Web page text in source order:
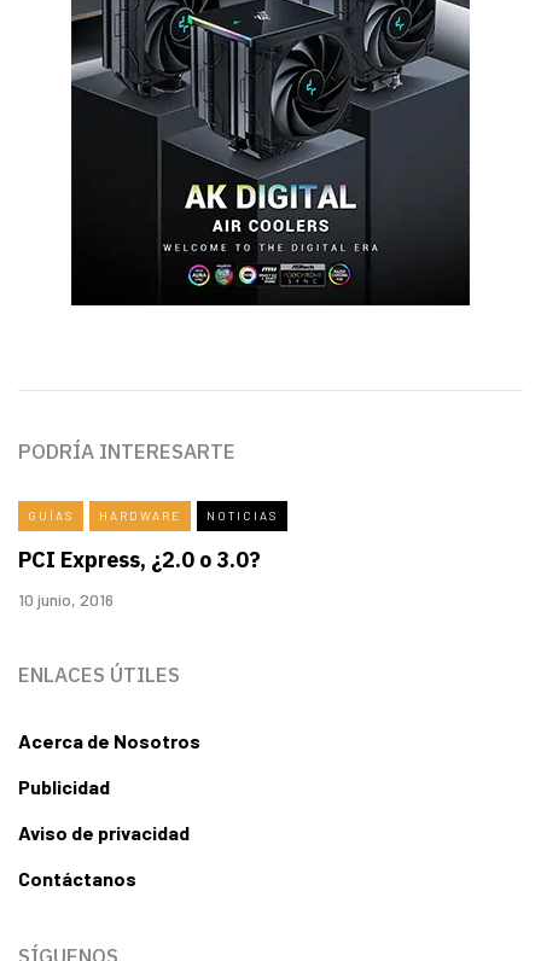
PODRÍA INTERESARTE
GUÍAS HARDWARE NOTICIAS
PCI Express, ¿2.0 o 3.0?
10 junio, 2016
ENLACES ÚTILES
Acerca de Nosotros
Publicidad
Aviso de privacidad
Contáctanos
SÍGUENOS